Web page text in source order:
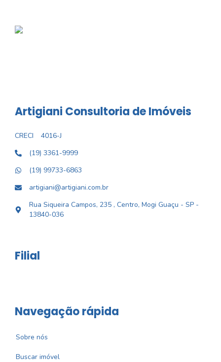
Artigiani Consultoria de Imóveis
CRECI
4016-J
(19) 3361-9999
(19) 99733-6863
artigiani@artigiani.com.br
Rua Siqueira Campos, 235 , Centro, Mogi Guaçu - SP -
13840-036
Filial
Navegação rápida
Sobre nós
Buscar imóvel